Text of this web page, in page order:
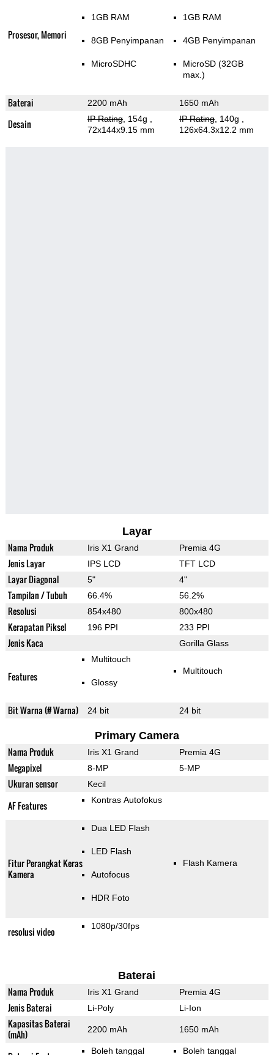
Prosesor, Memori
1GB RAM
8GB Penyimpanan
MicroSDHC
1GB RAM
4GB Penyimpanan
MicroSD (32GB
max.)
Baterai 2200 mAh 1650 mAh
Desain IP Rating, 154g
72x144x9.15 mm
IP Rating, 140g
126x64.3x12.2 mm
Layar
Nama Produk Iris X1 Grand Premia 4G
Jenis Layar IPS LCD TFT LCD
Layar Diagonal 5" 4"
Tampilan / Tubuh 66.4% 56.2%
Resolusi 854x480 800x480
Kerapatan Piksel 196 PPI 233 PPI
Jenis Kaca Gorilla Glass
Features
Multitouch
Glossy
Multitouch
Bit Warna (# Warna) 24 bit 24 bit
Primary Camera
Nama Produk Iris X1 Grand Premia 4G
Megapixel 8-MP 5-MP
Ukuran sensor Kecil
AF Features Kontras Autofokus
Fitur Perangkat Keras
Kamera
Dua LED Flash
LED Flash
Autofocus
HDR Foto
Flash Kamera
resolusi video 1080p/30fps
Baterai
Nama Produk Iris X1 Grand Premia 4G
Jenis Baterai Li-Poly Li-Ion
Kapasitas Baterai
(mAh)
2200 mAh 1650 mAh
Boleh tanggal Boleh tanggal